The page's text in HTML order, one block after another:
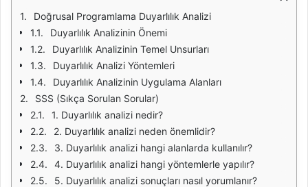
Doğrusal Programlama Duyarlılık Analizi
Duyarlılık Analizinin Önemi
Duyarlılık Analizinin Temel Unsurları
Duyarlılık Analizi Yöntemleri
Duyarlılık Analizinin Uygulama Alanları
SSS (Sıkça Sorulan Sorular)
1. Duyarlılık analizi nedir?
2. Duyarlılık analizi neden önemlidir?
3. Duyarlılık analizi hangi alanlarda kullanılır?
4. Duyarlılık analizi hangi yöntemlerle yapılır?
5. Duyarlılık analizi sonuçları nasıl yorumlanır?